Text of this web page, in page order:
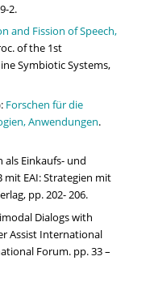
2.
and Fission of Speech,
of the 1st
Symbiotic Systems,
Forschen für die
Anwendungen.
als Einkaufs- und
mit EAI: Strategien mit
pp. 202- 206.
Dialogs with
Assist International
Forum. pp. 33 –